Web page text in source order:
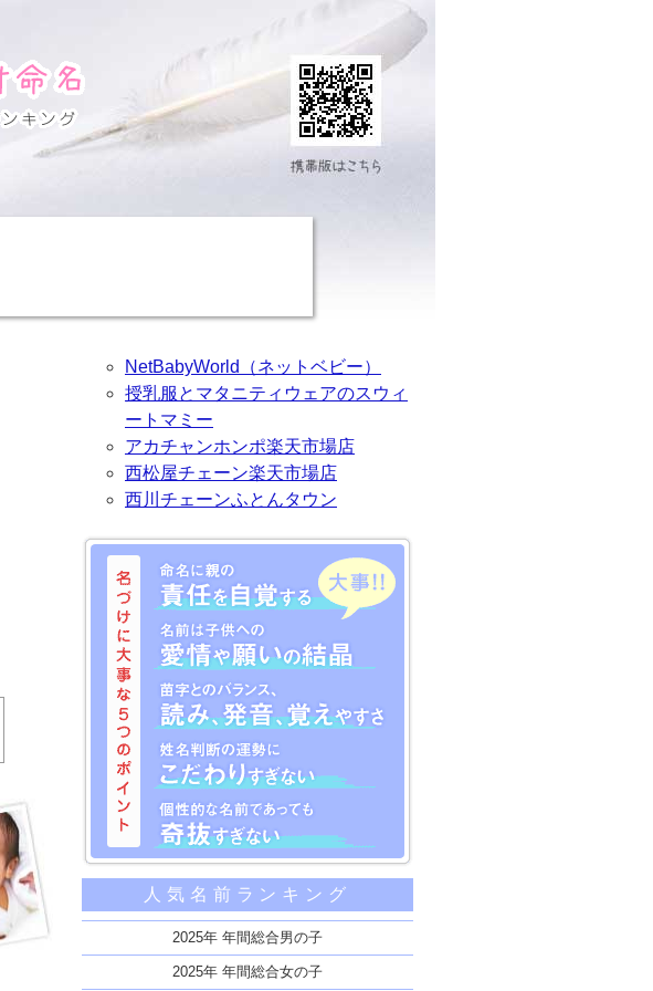
NetBabyWorld（ネットベビー）
授乳服とマタニティウェアのスウィ
ートマミー
アカチャンホンポ楽天市場店
西松屋チェーン楽天市場店
西川チェーンふとんタウン
名づけに大事な5つのポイント
命名に親の責任を自覚する
名前は子供への愛情や願いの結晶
苗字とのバランス、読み、発音、覚えやすさ
姓名判断の運勢にこだわりすぎない
人気名前ランキング
2025年 年間総合男の子
2025年 年間総合女の子